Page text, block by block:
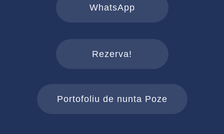
WhatsApp
Rezerva!
Portofoliu de nunta Poze